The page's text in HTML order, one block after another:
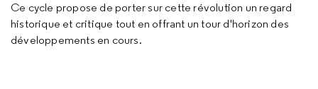
Ce cycle propose de porter sur cette révolution un regard
historique et critique tout en offrant un tour d'horizon des
développements en cours.